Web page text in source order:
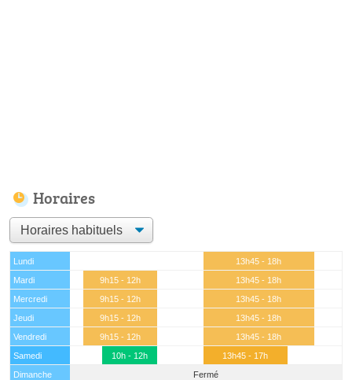
Horaires
Lundi
13h45 - 18h
Mardi
9h15 - 12h
13h45 - 18h
Mercredi
9h15 - 12h
13h45 - 18h
Jeudi
9h15 - 12h
13h45 - 18h
Vendredi
9h15 - 12h
13h45 - 18h
Samedi
10h - 12h
13h45 - 17h
Dimanche
Fermé